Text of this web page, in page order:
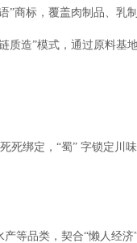
”商标，覆盖肉制品、乳
质造”模式，通过原料基
死绑定，“蜀” 字锁定川
等品类，契合“懒人经济”